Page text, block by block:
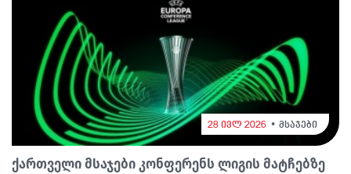
28 ივლ 2026 მსაჯები
ქართველი მსაჯები კონფერენს ლიგის მატჩებზე